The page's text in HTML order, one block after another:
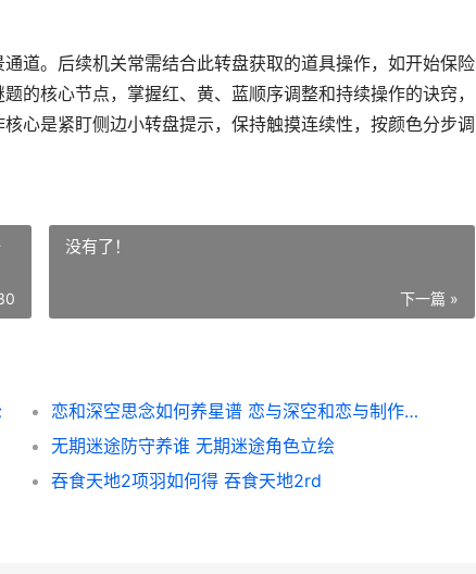
道。后续机关常需结合此转盘获取的道具操作，如开始保险
的核心节点，掌握红、黄、蓝顺序调整和持续操作的诀窍，
心是紧盯侧边小转盘提示，保持触摸连续性，按颜色分步调
没有了！
下一篇 »
恋和深空思念如何养星谱 恋与深空和恋与制作人是一个吗
无期迷途防守养谁 无期迷途角色立绘
吞食天地2项羽如何得 吞食天地2rd